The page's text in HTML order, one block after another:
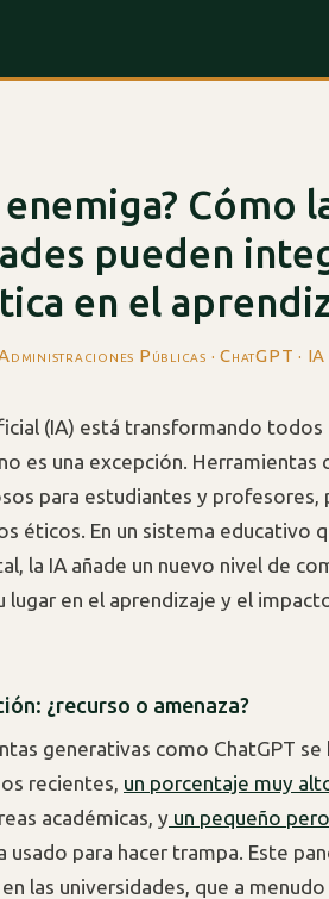
Cómo
pueden
en el
Públicas · ChatGPT · IA
(IA) está transformando todos
es una excepción. Herramientas
para estudiantes y profesores,
éticos. En un sistema educativo
la IA añade un nuevo nivel de
lugar en el aprendizaje y el
¿recurso o amenaza?
generativas como ChatGPT
recientes, un porcentaje muy
académicas, y un pequeño
usado para hacer trampa. Este
las universidades, que a